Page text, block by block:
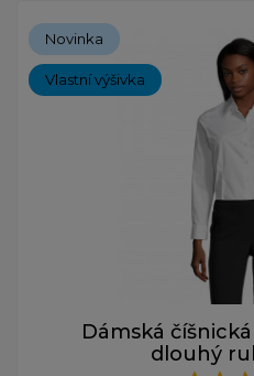
Novinka
Vlastní výšivka
Dámská
dlouhý